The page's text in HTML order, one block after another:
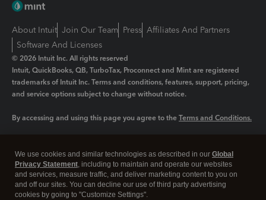
About Intuit Join Our Team Press Affiliates And Partners
Software And Licenses
© 2026 Intuit Inc. All rights reserved
Intuit, QuickBooks, QB, TurboTax, Proconnect and Mint are registered
trademarks of Intuit Inc. Terms and conditions, features, support, pricing,
and service options subject to change without notice.
By accessing and using this page you agree to the Terms and Conditions.
Legal Privacy Security
We use cookies and similar technologies as described in our Global
Privacy Statement, including to maintain and operate our websites
and services, measure traffic, and deliver marketing content to you on
and off our sites. You can decline our use of third party advertising
cookies by going to "Customize Settings".